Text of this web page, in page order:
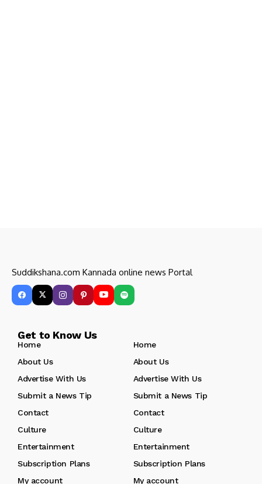
Suddikshana.com Kannada online news Portal
Get to Know Us
Home
Home
About Us
About Us
Advertise With Us
Advertise With Us
Submit a News Tip
Submit a News Tip
Contact
Contact
Culture
Culture
Entertainment
Entertainment
Subscription Plans
Subscription Plans
My account
My account